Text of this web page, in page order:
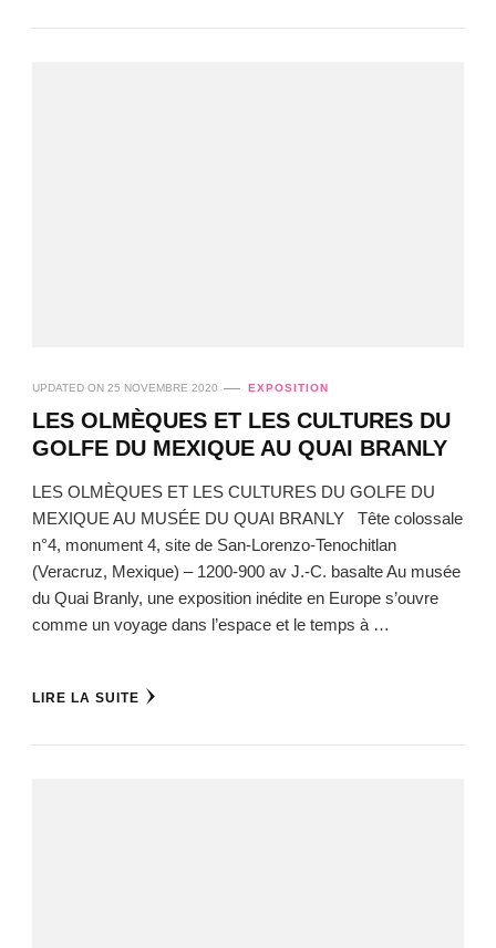
UPDATED ON 25 NOVEMBRE 2020 EXPOSITION
LES OLMÈQUES ET LES CULTURES DU
GOLFE DU MEXIQUE AU QUAI BRANLY
LES OLMÈQUES ET LES CULTURES DU GOLFE DU
MEXIQUE AU MUSÉE DU QUAI BRANLY Tête colossale
n°4, monument 4, site de San-Lorenzo-Tenochitlan
(Veracruz, Mexique) – 1200-900 av J.-C. basalte Au musée
du Quai Branly, une exposition inédite en Europe s’ouvre
comme un voyage dans l’espace et le temps à …
LIRE LA SUITE